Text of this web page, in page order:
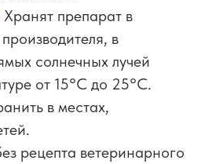
Хранят препарат в
в
солнечных лучей
от 15°С до 25°С.
в местах,
рецепта ветеринарного